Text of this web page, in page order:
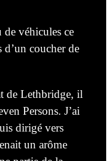
de véhicules ce
coucher de
de Lethbridge, il
Persons. J’ai
dirigé vers
un arôme